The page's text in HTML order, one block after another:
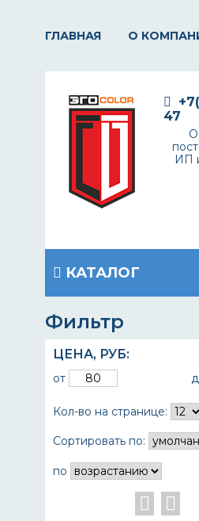
ГЛАВНАЯ О
47
ИП
КАТАЛОГ
Фильтр
ЦЕНА, РУБ:
от
Кол-во на странице:
Сортировать по:
по